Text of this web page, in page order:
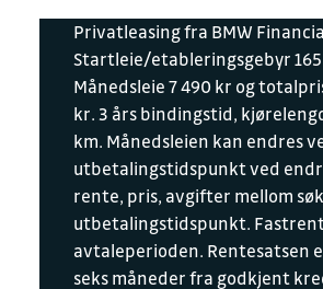
Privatleasing fra BMW
Startleie/etableringsgebyr 165
Månedsleie 7 490 kr og
kr. 3 års bindingstid,
km. Månedsleien kan endres
utbetalingstidspunkt ved
rente, pris, avgifter mellom
utbetalingstidspunkt.
avtaleperioden. Rentesatsen
seks måneder fra godkjent